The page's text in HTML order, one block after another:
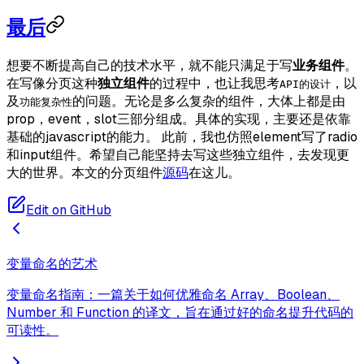
最后
想要不断提高自己的技术水平，就不能只满足于写业务组件。
在写像分页这种独立组件的过程中，也让我思考API的设计 ，以
及 功能复杂性的问题。无论是多么复杂的组件，大体上都是由
prop，event，slot三部分组成。具体的实现，主要还是依靠
基础的javascript的能力。 此前，我也仿照element写了radio
和input组件。希望自己能坚持去写这些独立组件，去发现更
大的世界。本文的分页组件源码在这儿。
Edit on GitHub
变量命名的艺术
变量命名指南：一篇关于如何优雅命名 Array、Boolean、
Number 和 Function 的译文，旨在通过好的命名提升代码的
可读性。